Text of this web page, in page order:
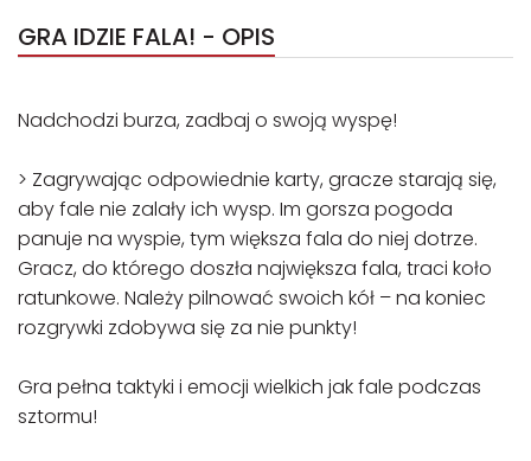
GRA IDZIE FALA! - OPIS
Nadchodzi burza, zadbaj o swoją wyspę!
> Zagrywając odpowiednie karty, gracze starają się,
aby fale nie zalały ich wysp. Im gorsza pogoda
panuje na wyspie, tym większa fala do niej dotrze.
Gracz, do którego doszła największa fala, traci koło
ratunkowe. Należy pilnować swoich kół – na koniec
rozgrywki zdobywa się za nie punkty!
Gra pełna taktyki i emocji wielkich jak fale podczas
sztormu!